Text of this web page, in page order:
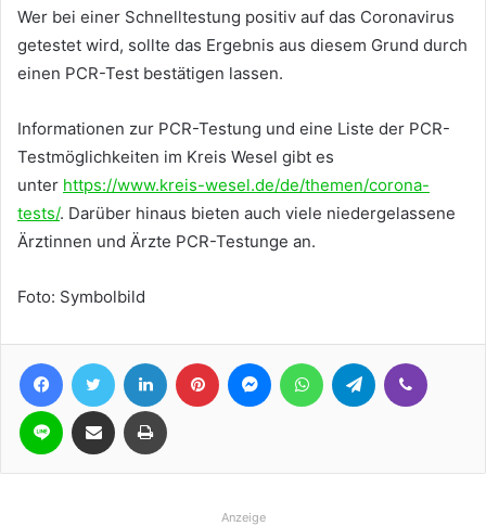
Wer bei einer Schnelltestung positiv auf das Coronavirus
getestet wird, sollte das Ergebnis aus diesem Grund durch
einen PCR-Test bestätigen lassen.
Informationen zur PCR-Testung und eine Liste der PCR-
Testmöglichkeiten im Kreis Wesel gibt es
unter https://www.kreis-wesel.de/de/themen/corona-
tests/. Darüber hinaus bieten auch viele niedergelassene
Ärztinnen und Ärzte PCR-Testunge an.
Foto: Symbolbild
FacebookTwitter LinkedIn Pinterest MessengerWhatsAppTelegram
Line Teile per E-Mail Drucken
Anzeige